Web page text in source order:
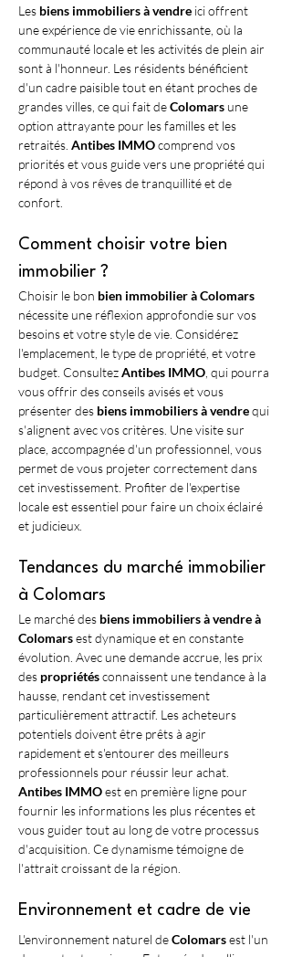
Les biens immobiliers à vendre ici offrent
une expérience de vie enrichissante, où la
communauté locale et les activités de plein air
sont à l'honneur. Les résidents bénéficient
d'un cadre paisible tout en étant proches de
grandes villes, ce qui fait de Colomars une
option attrayante pour les familles et les
retraités. Antibes IMMO comprend vos
priorités et vous guide vers une propriété qui
répond à vos rêves de tranquillité et de
confort.
Comment choisir votre bien
immobilier ?
Choisir le bon bien immobilier à Colomars
nécessite une réflexion approfondie sur vos
besoins et votre style de vie. Considérez
l'emplacement, le type de propriété, et votre
budget. Consultez Antibes IMMO , qui pourra
vous offrir des conseils avisés et vous
présenter des biens immobiliers à vendre qui
s'alignent avec vos critères. Une visite sur
place, accompagnée d'un professionnel, vous
permet de vous projeter correctement dans
cet investissement. Profiter de l'expertise
locale est essentiel pour faire un choix éclairé
et judicieux.
Tendances du marché immobilier
à Colomars
Le marché des biens immobiliers à vendre à
Colomars est dynamique et en constante
évolution. Avec une demande accrue, les prix
des propriétés connaissent une tendance à la
hausse, rendant cet investissement
particulièrement attractif. Les acheteurs
potentiels doivent être prêts à agir
rapidement et s'entourer des meilleurs
professionnels pour réussir leur achat.
Antibes IMMO est en première ligne pour
fournir les informations les plus récentes et
vous guider tout au long de votre processus
d'acquisition. Ce dynamisme témoigne de
l'attrait croissant de la région.
Environnement et cadre de vie
L'environnement naturel de Colomars est l'un